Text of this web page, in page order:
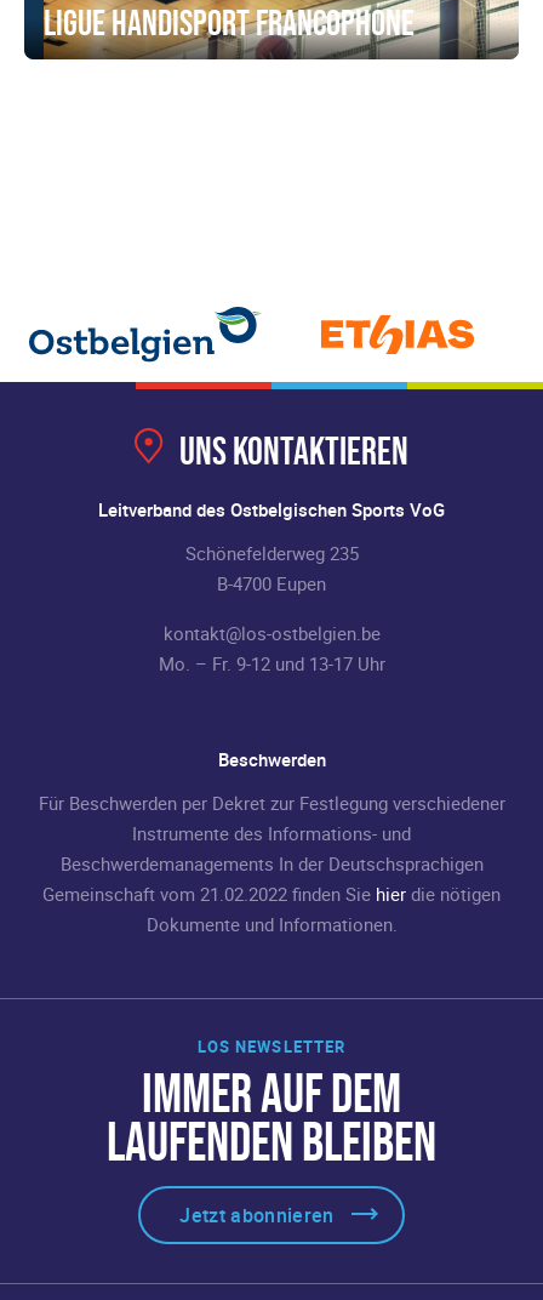
Ligue Handisport Francophone
LOS NEWSLETTER
IMMER AUF DEM
LAUFENDEN BLEIBEN
Jetzt abonnieren
Uns kontaktieren
Leitverband des Ostbelgischen Sports VoG
Schönefelderweg 235
B-4700 Eupen
kontakt@los-ostbelgien.be
Mo. – Fr. 9-12 und 13-17 Uhr
Beschwerden
Für Beschwerden per Dekret zur Festlegung verschiedener
Instrumente des Informations- und
Beschwerdemanagements In der Deutschsprachigen
Gemeinschaft vom 21.02.2022 finden Sie hier die nötigen
Dokumente und Informationen.